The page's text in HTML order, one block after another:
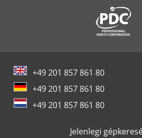
+49 201 857 861 80
+49 201 857 861 80
+49 201 857 861 80
Jelenlegi